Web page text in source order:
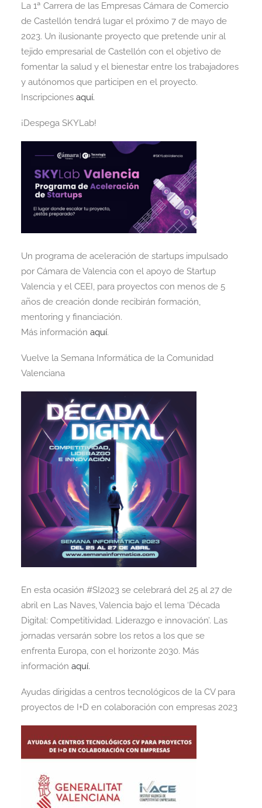
La 1ª Carrera de las Empresas Cámara de Comercio
de Castellón tendrá lugar el próximo 7 de mayo de
2023. Un ilusionante proyecto que pretende unir al
tejido empresarial de Castellón con el objetivo de
fomentar la salud y el bienestar entre los trabajadores
y autónomos que participen en el proyecto.
Inscripciones aquí.
¡Despega SKYLab!
Un programa de aceleración de startups impulsado
por Cámara de Valencia con el apoyo de Startup
Valencia y el CEEI, para proyectos con menos de 5
años de creación donde recibirán formación,
mentoring y financiación.
Más información aquí.
Vuelve la Semana Informática de la Comunidad
Valenciana
En esta ocasión #SI2023 se celebrará del 25 al 27 de
abril en Las Naves, Valencia bajo el lema ‘Década
Digital: Competitividad. Liderazgo e innovación’. Las
jornadas versarán sobre los retos a los que se
enfrenta Europa, con el horizonte 2030. Más
información aquí.
Ayudas dirigidas a centros tecnológicos de la CV para
proyectos de I+D en colaboración con empresas 2023